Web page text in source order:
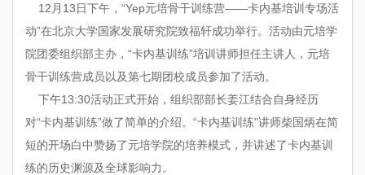
12月13日下午，“Yep元培骨干训练营——卡内基培训专场活
动”在北京大学国家发展研究院致福轩成功举行。活动由元培学
院团委组织部主办，“卡内基训练”培训讲师担任主讲人，元培
骨干训练营成员以及第七期团校成员参加了活动。
下午13:30活动正式开始，组织部部长姜江结合自身经历
对“卡内基训练”做了简单的介绍。 “卡内基训练”讲师柴国炳在简
短的开场白中赞扬了元培学院的培养模式，并讲述了卡内基训
练的历史渊源及全球影响力。